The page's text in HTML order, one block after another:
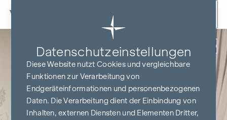
Zum Inhalt springen
Datenschutz­einstellungen
Diese Website nutzt Cookies und vergleichbare
Funktionen zur Verarbeitung von
Endgeräteinformationen und personenbezogenen
Daten. Die Verarbeitung dient der Einbindung von
Inhalten, externen Diensten und Elementen Dritter,